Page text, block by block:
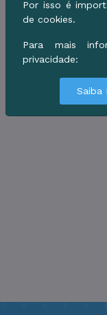
Por isso é
de cookies.
Para mais
privacidade:
Saiba